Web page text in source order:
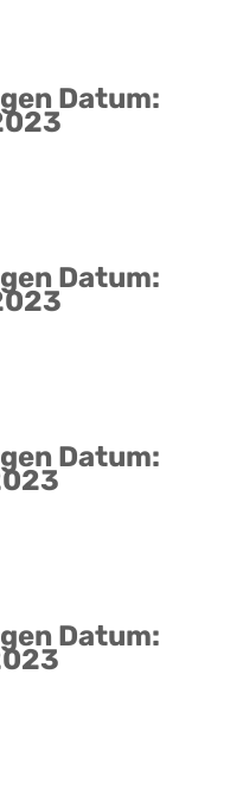
Datum:
Datum:
Datum:
Datum: